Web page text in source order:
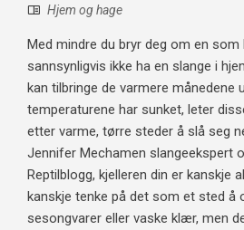
Hjem og hage
Med mindre du bryr deg om en som
sannsynligvis ikke ha en slange i
kan tilbringe de varmere månedene
temperaturene har sunket, leter
etter varme, tørre steder å slå seg
Jennifer Mechamen slangeekspert
Reptilblogg, kjelleren din er kanskje
kanskje tenke på det som et sted å
sesongvarer eller vaske klær, men